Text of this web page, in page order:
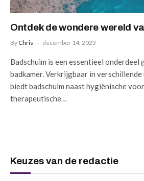
Ontdek de wondere wereld
By Chris december 14, 2023
Badschuim is een essentieel onderdeel
badkamer. Verkrijgbaar in verschillende
biedt badschuim naast hygiënische
therapeutische…
Keuzes van de redactie